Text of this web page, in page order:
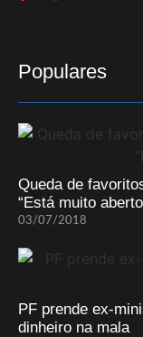
Populares
Queda de
“Está muito
03/07/2018
PF prende ex-
dinheiro na mala